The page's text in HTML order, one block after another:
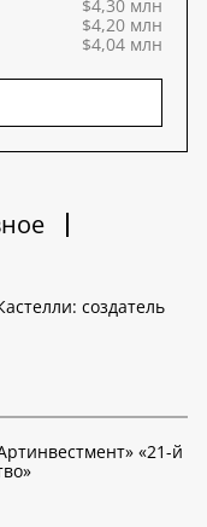
$4,30 млн
$4,20 млн
$4,04 млн
создатель
«21-й